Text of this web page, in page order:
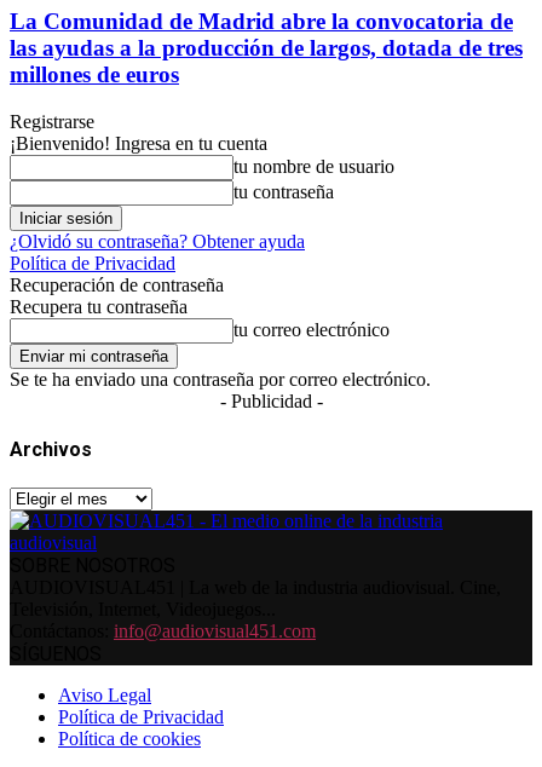
La Comunidad de Madrid abre la convocatoria de
las ayudas a la producción de largos, dotada de tres
millones de euros
Registrarse
¡Bienvenido! Ingresa en tu cuenta
tu nombre de usuario
tu contraseña
¿Olvidó su contraseña? Obtener ayuda
Política de Privacidad
Recuperación de contraseña
Recupera tu contraseña
tu correo electrónico
Se te ha enviado una contraseña por correo electrónico.
- Publicidad -
Archivos
Archivos
info@audiovisual451.com
Aviso Legal
Política de Privacidad
Política de cookies